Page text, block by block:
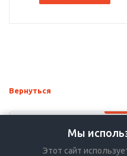
Вернуться
+7-383-36-36-
Мы
Этот сайт